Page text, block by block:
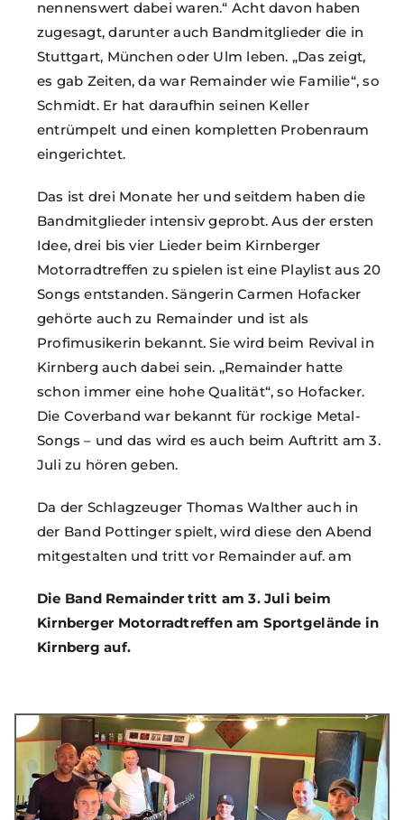
nennenswert dabei waren.“ Acht davon haben
zugesagt, darunter auch Bandmitglieder die in
Stuttgart, München oder Ulm leben. „Das zeigt,
es gab Zeiten, da war Remainder wie Familie“, so
Schmidt. Er hat daraufhin seinen Keller
entrümpelt und einen kompletten Probenraum
eingerichtet.
Das ist drei Monate her und seitdem haben die
Bandmitglieder intensiv geprobt. Aus der ersten
Idee, drei bis vier Lieder beim Kirnberger
Motorradtreffen zu spielen ist eine Playlist aus 20
Songs entstanden. Sängerin Carmen Hofacker
gehörte auch zu Remainder und ist als
Profimusikerin bekannt. Sie wird beim Revival in
Kirnberg auch dabei sein. „Remainder hatte
schon immer eine hohe Qualität“, so Hofacker.
Die Coverband war bekannt für rockige Metal-
Songs – und das wird es auch beim Auftritt am 3.
Juli zu hören geben.
Da der Schlagzeuger Thomas Walther auch in
der Band Pottinger spielt, wird diese den Abend
mitgestalten und tritt vor Remainder auf. am
Die Band Remainder tritt am 3. Juli beim
Kirnberger Motorradtreffen am Sportgelände in
Kirnberg auf.